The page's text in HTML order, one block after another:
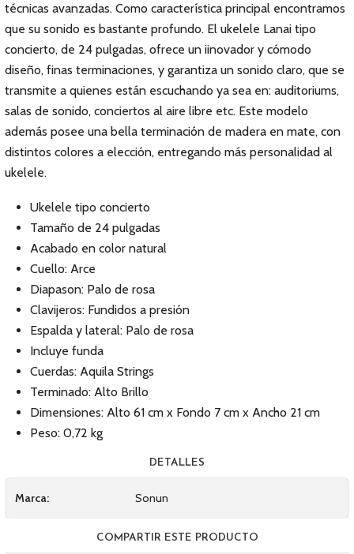
técnicas avanzadas. Como característica principal encontramos
que su sonido es bastante profundo. El ukelele Lanai tipo
concierto, de 24 pulgadas, ofrece un iinovador y cómodo
diseño, finas terminaciones, y garantiza un sonido claro, que se
transmite a quienes están escuchando ya sea en: auditoriums,
salas de sonido, conciertos al aire libre etc. Este modelo
además posee una bella terminación de madera en mate, con
distintos colores a elección, entregando más personalidad al
ukelele.
Ukelele tipo concierto
Tamaño de 24 pulgadas
Acabado en color natural
Cuello: Arce
Diapason: Palo de rosa
Clavijeros: Fundidos a presión
Espalda y lateral: Palo de rosa
Incluye funda
Cuerdas: Aquila Strings
Terminado: Alto Brillo
Dimensiones: Alto 61 cm x Fondo 7 cm x Ancho 21 cm
Peso: 0,72 kg
DETALLES
Marca: Sonun
COMPARTIR ESTE PRODUCTO